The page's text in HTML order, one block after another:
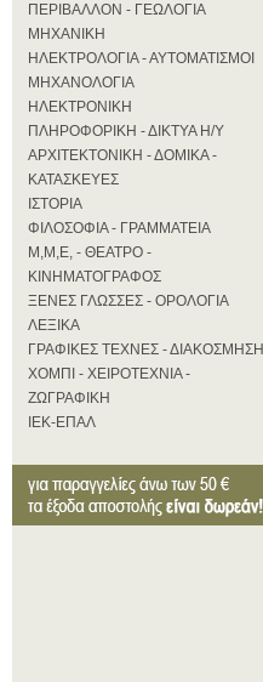
ΠΕΡΙΒΑΛΛΟΝ - ΓΕΩΛΟΓΙΑ
ΜΗΧΑΝΙΚΗ
ΗΛΕΚΤΡΟΛΟΓΙΑ - ΑΥΤΟΜΑΤΙΣΜΟΙ
ΜΗΧΑΝΟΛΟΓΙΑ
ΗΛΕΚΤΡΟΝΙΚΗ
ΠΛΗΡΟΦΟΡΙΚΗ - ΔΙΚΤΥΑ Η/Υ
ΑΡΧΙΤΕΚΤΟΝΙΚΗ - ΔΟΜΙΚΑ -
ΚΑΤΑΣΚΕΥΕΣ
ΙΣΤΟΡΙΑ
ΦΙΛΟΣΟΦΙΑ - ΓΡΑΜΜΑΤΕΙΑ
Μ,Μ,Ε, - ΘΕΑΤΡΟ -
ΚΙΝΗΜΑΤΟΓΡΑΦΟΣ
ΞΕΝΕΣ ΓΛΩΣΣΕΣ - ΟΡΟΛΟΓΙΑ
ΛΕΞΙΚΑ
ΓΡΑΦΙΚΕΣ ΤΕΧΝΕΣ - ΔΙΑΚΟΣΜΗΣΗ
ΧΟΜΠΙ - ΧΕΙΡΟΤΕΧΝΙΑ -
ΖΩΓΡΑΦΙΚΗ
ΙΕΚ-ΕΠΑΛ